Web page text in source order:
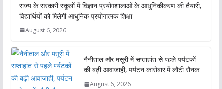
राज्य के सरकारी स्कूलों में विज्ञान प्रयोगशालाओं के आधुनिकीकरण की तैयारी,
विद्यार्थियों को मिलेगी आधुनिक प्रयोगात्मक शिक्षा
August 6, 2026
नैनीताल और मसूरी में सप्ताहांत से पहले पर्यटकों
की बढ़ी आवाजाही, पर्यटन कारोबार में लौटी रौनक
August 6, 2026